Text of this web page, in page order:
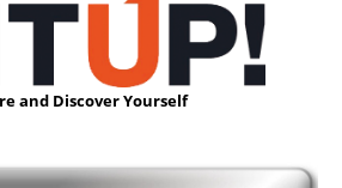
and Discover Yourself